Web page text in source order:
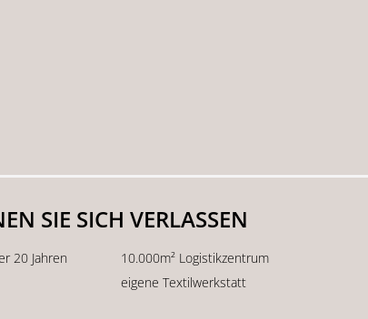
SIE SICH VERLASSEN
20 Jahren
10.000m² Logistikzentrum
eigene Textilwerkstatt